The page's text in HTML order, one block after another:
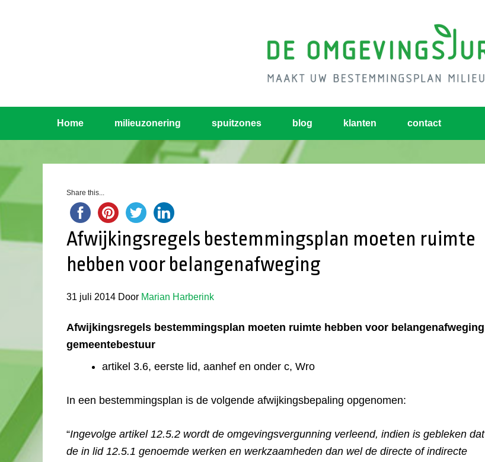
Home milieuzonering spuitzones blog klanten contact
Share this...
Afwijkingsregels bestemmingsplan moeten ruimte
hebben voor belangenafweging
31 juli 2014 Door Marian Harberink
Afwijkingsregels bestemmingsplan moeten ruimte hebben voor belangenafweging
gemeentebestuur
artikel 3.6, eerste lid, aanhef en onder c, Wro
In een bestemmingsplan is de volgende afwijkingsbepaling opgenomen:
“Ingevolge artikel 12.5.2 wordt de omgevingsvergunning verleend, indien is gebleken dat
de in lid 12.5.1 genoemde werken en werkzaamheden dan wel de directe of indirecte